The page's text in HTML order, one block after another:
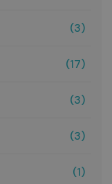
(3)
(17)
(3)
(3)
(1)